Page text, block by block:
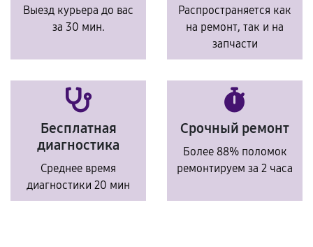
Выезд курьера до вас
за 30 мин.
Распространяется как
на ремонт, так и на
запчасти
Бесплатная
диагностика
Среднее время
диагностики 20 мин
Срочный ремонт
Более 88% поломок
ремонтируем за 2 часа